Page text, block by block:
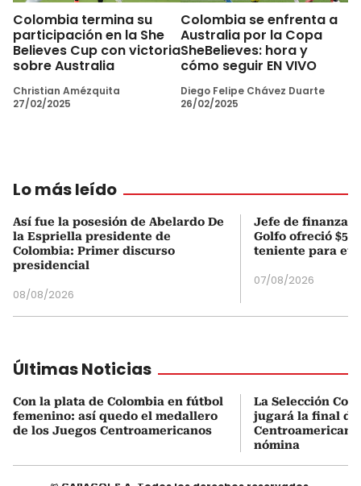
Colombia termina su
participación en la She
Believes Cup con victoria
sobre Australia
Christian Amézquita
27/02/2025
Colombia se enfrenta a
Australia por la Copa
SheBelieves: hora y
cómo seguir EN VIVO
Diego Felipe Chávez Duarte
26/02/2025
Lo más leído
Así fue la posesión de Abelardo De
la Espriella presidente de
Colombia: Primer discurso
presidencial
08/08/2026
Jefe de finanzas
Golfo ofreció
teniente para
07/08/2026
Últimas Noticias
Con la plata de Colombia en fútbol
femenino: así quedo el medallero
de los Juegos Centroamericanos
La Selección
jugará la final de
nómina